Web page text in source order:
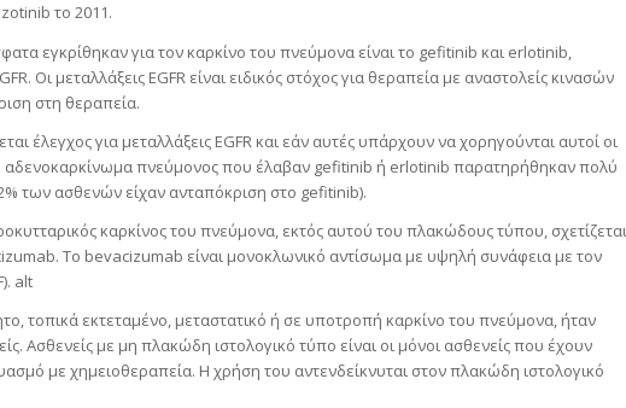
το 2011.
εγκρίθηκαν για τον καρκίνο του πνεύμονα είναι το gefitinib και erlotinib,
Οι μεταλλάξεις EGFR είναι ειδικός στόχος για θεραπεία με αναστολείς κινασών
στη θεραπεία.
έλεγχος για μεταλλάξεις EGFR και εάν αυτές υπάρχουν να χορηγούνται αυτοί οι
αδενοκαρκίνωμα πνεύμονος που έλαβαν gefitinib ή erlotinib παρατηρήθηκαν πολύ
των ασθενών είχαν ανταπόκριση στο gefitinib).
καρκίνος του πνεύμονα, εκτός αυτού του πλακώδους τύπου, σχετίζεται
Το bevacizumab είναι μονοκλωνικό αντίσωμα με υψηλή συνάφεια με τον
alt
τοπικά εκτεταμένο, μεταστατικό ή σε υποτροπή καρκίνο του πνεύμονα, ήταν
Ασθενείς με μη πλακώδη ιστολογικό τύπο είναι οι μόνοι ασθενείς που έχουν
με χημειοθεραπεία. Η χρήση του αντενδείκνυται στον πλακώδη ιστολογικό